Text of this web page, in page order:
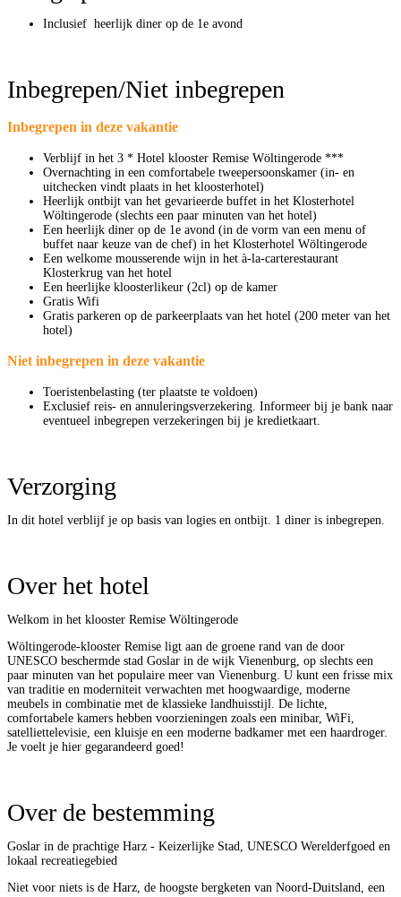
Inclusief heerlijk diner op de 1e avond
Inbegrepen/Niet inbegrepen
Inbegrepen in deze vakantie
Verblijf in het 3 * Hotel klooster Remise Wöltingerode ***
Overnachting in een comfortabele tweepersoonskamer (in- en
uitchecken vindt plaats in het kloosterhotel)
Heerlijk ontbijt van het gevarieerde buffet in het Klosterhotel
Wöltingerode (slechts een paar minuten van het hotel)
Een heerlijk diner op de 1e avond (in de vorm van een menu of
buffet naar keuze van de chef) in het Klosterhotel Wöltingerode
Een welkome mousserende wijn in het à-la-carterestaurant
Klosterkrug van het hotel
Een heerlijke kloosterlikeur (2cl) op de kamer
Gratis Wifi
Gratis parkeren op de parkeerplaats van het hotel (200 meter van het
hotel)
Niet inbegrepen in deze vakantie
Toeristenbelasting (ter plaatste te voldoen)
Exclusief reis- en annuleringsverzekering. Informeer bij je bank naar
eventueel inbegrepen verzekeringen bij je kredietkaart.
Verzorging
In dit hotel verblijf je op basis van logies en ontbijt. 1 diner is inbegrepen.
Over het hotel
Welkom in het klooster Remise Wöltingerode
Wöltingerode-klooster Remise ligt aan de groene rand van de door
UNESCO beschermde stad Goslar in de wijk Vienenburg, op slechts een
paar minuten van het populaire meer van Vienenburg. U kunt een frisse mix
van traditie en moderniteit verwachten met hoogwaardige, moderne
meubels in combinatie met de klassieke landhuisstijl. De lichte,
comfortabele kamers hebben voorzieningen zoals een minibar, WiFi,
satelliettelevisie, een kluisje en een moderne badkamer met een haardroger.
Je voelt je hier gegarandeerd goed!
Over de bestemming
Goslar in de prachtige Harz - Keizerlijke Stad, UNESCO Werelderfgoed en
lokaal recreatiegebied
Niet voor niets is de Harz, de hoogste bergketen van Noord-Duitsland, een